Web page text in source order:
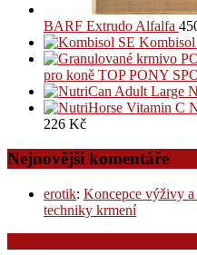
BARF Extrudo Alfalfa
Kombisol
pro koně TOP PONY
226 Kč
Nejnovější komentáře
erotik: Koncepce výživy
techniky krmení